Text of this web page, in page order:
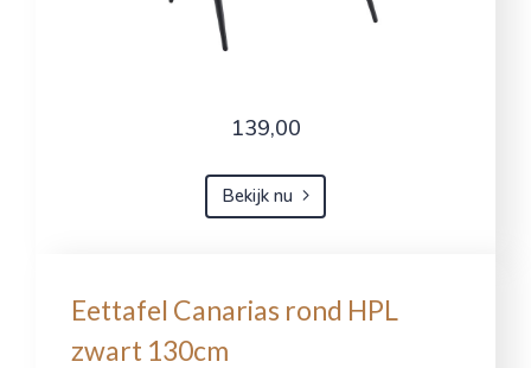
139,00
Bekijk nu
Eettafel Canarias rond HPL
zwart 130cm